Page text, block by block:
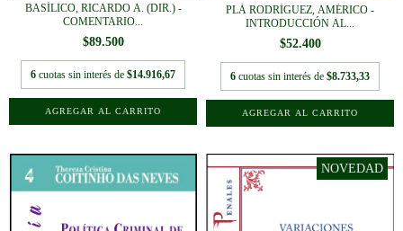
BASÍLICO, RICARDO A. (DIR.) -
COMENTARIO...
$89.500
6 cuotas sin interés de $14.916,67
PLÁ RODRÍGUEZ, AMÉRICO -
INTRODUCCIÓN AL...
$52.400
6 cuotas sin interés de $8.733,33